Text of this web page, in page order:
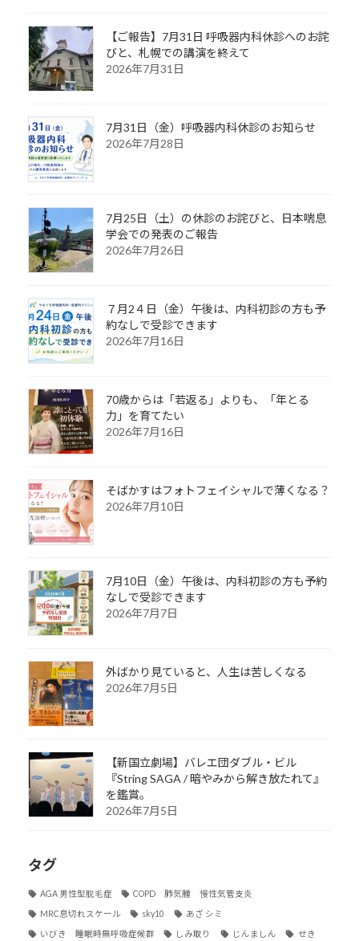
【ご報告】7月31日 呼吸器内科休診へのお詫
びと、札幌での講演を終えて
2026年7月31日
7月31日（金）呼吸器内科休診のお知らせ
2026年7月28日
7月25日（土）の休診のお詫びと、日本喘息
学会での発表のご報告
2026年7月26日
７月2４日（金）午後は、内科初診の方も予
約なしで受診できます
2026年7月16日
70歳からは「若返る」よりも、「年とる
力」を育てたい
2026年7月16日
そばかすはフォトフェイシャルで薄くなる？
2026年7月10日
7月10日（金）午後は、内科初診の方も予約
なしで受診できます
2026年7月7日
外ばかり見ていると、人生は苦しくなる
2026年7月5日
【新国立劇場】バレエ団ダブル・ビル
『String SAGA / 暗やみから解き放たれて』
を鑑賞。
2026年7月5日
タグ
AGA 男性型脱毛症 COPD 肺気腫 慢性気管支炎
MRC息切れスケール sky10 あざ シミ
いびき 睡眠時無呼吸症候群 しみ取り じんましん せき